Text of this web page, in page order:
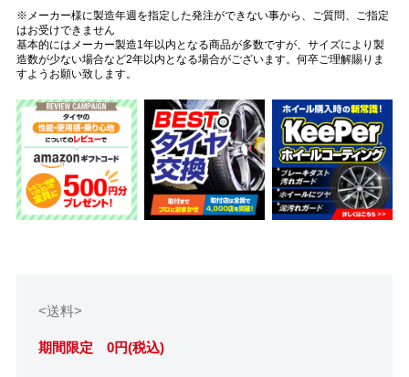
※メーカー様に製造年週を指定した発注ができない事から、ご質問、ご指定
はお受けできません
基本的にはメーカー製造1年以内となる商品が多数ですが、サイズにより製
造数が少ない場合など2年以内となる場合がございます。何卒ご理解賜りま
すようお願い致します。
<送料>
期間限定 0円(税込)